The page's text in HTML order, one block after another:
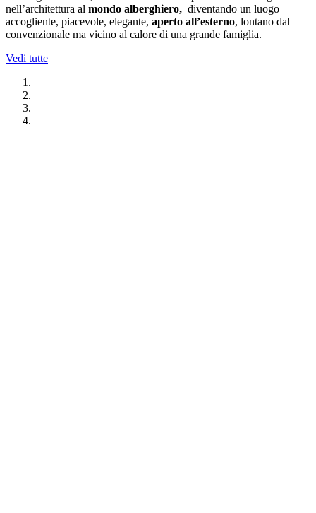
nell’architettura al mondo alberghiero, diventando un luogo
accogliente, piacevole, elegante, aperto all’esterno, lontano dal
convenzionale ma vicino al calore di una grande famiglia.
Vedi tutte